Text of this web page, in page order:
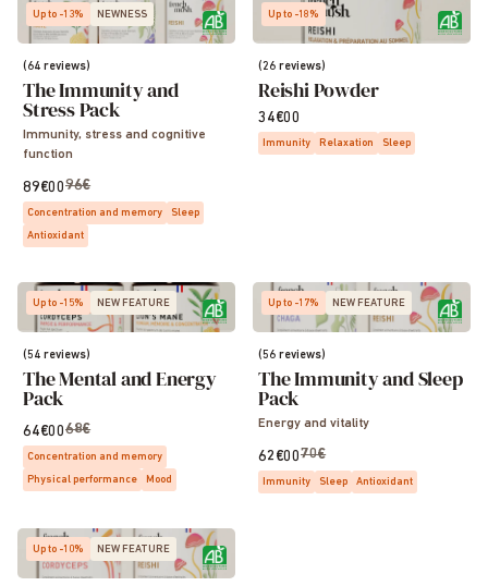
Up to -13% NEWNESS
(64 reviews)
The Immunity and
Stress Pack
Immunity, stress and cognitive
function
89€0096€
Concentration and memory
Sleep
Antioxidant
Up to -18%
(26 reviews)
Reishi Powder
34€00
Immunity Relaxation Sleep
Up to -15% NEW FEATURE
(54 reviews)
The Mental and Energy
Pack
64€0068€
Concentration and memory
Physical performance
Mood
Up to -17% NEW FEATURE
(56 reviews)
The Immunity and Sleep
Pack
Energy and vitality
62€0070€
Immunity Sleep Antioxidant
Up to -10% NEW FEATURE